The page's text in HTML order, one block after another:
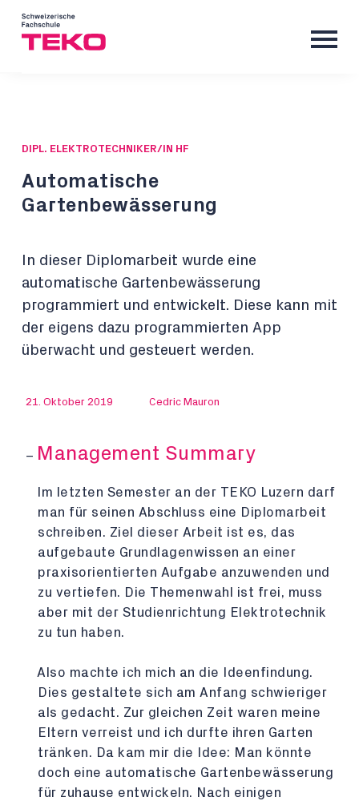
DIPL. ELEKTROTECHNIKER/IN HF
Automatische
Gartenbewässerung
In dieser Diplomarbeit wurde eine
automatische Gartenbewässerung
programmiert und entwickelt. Diese kann mit
der eigens dazu programmierten App
überwacht und gesteuert werden.
21. Oktober 2019 Cedric Mauron
Management Summary
Im letzten Semester an der TEKO Luzern darf
man für seinen Abschluss eine Diplomarbeit
schreiben. Ziel dieser Arbeit ist es, das
aufgebaute Grundlagenwissen an einer
praxisorientierten Aufgabe anzuwenden und
zu vertiefen. Die Themenwahl ist frei, muss
aber mit der Studienrichtung Elektrotechnik
zu tun haben.
Also machte ich mich an die Ideenfindung.
Dies gestaltete sich am Anfang schwieriger
als gedacht. Zur gleichen Zeit waren meine
Eltern verreist und ich durfte ihren Garten
tränken. Da kam mir die Idee: Man könnte
doch eine automatische Gartenbewässerung
für zuhause entwickeln. Nach einigen